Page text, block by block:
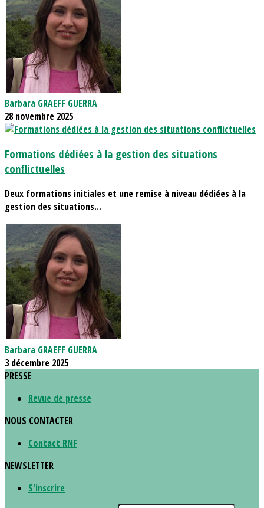
Barbara GRAEFF GUERRA
28 novembre 2025
Formations dédiées à la gestion des situations
conflictuelles
Deux formations initiales et une remise à niveau dédiées à la
gestion des situations...
Barbara GRAEFF GUERRA
3 décembre 2025
PRESSE
Revue de presse
NOUS CONTACTER
Contact RNF
NEWSLETTER
S'inscrire